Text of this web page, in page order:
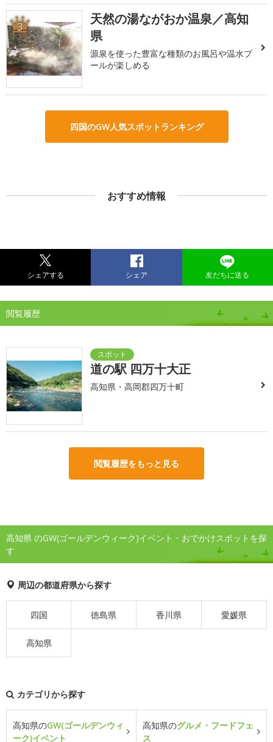
3
天然の湯ながおか温泉／高知
県
源泉を使った豊富な種類のお風呂や温水プ
ールが楽しめる
四国のGW人気スポットランキング
おすすめ情報
シェアする シェア 友だちに送る
閲覧履歴
道の駅 四万十大正
高知県・高岡郡四万十町
閲覧履歴をもっと見る
高知県 のGW(ゴールデンウィーク)イベント・おでかけスポットを探
す
周辺の都道府県から探す
四国 徳島県 香川県 愛媛県
高知県
カテゴリから探す
高知県のGW(ゴールデンウィ
ーク)イベント
高知県のグルメ・フードフェ
ス